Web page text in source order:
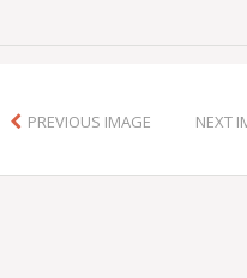
PREVIOUS IMAGE NEXT